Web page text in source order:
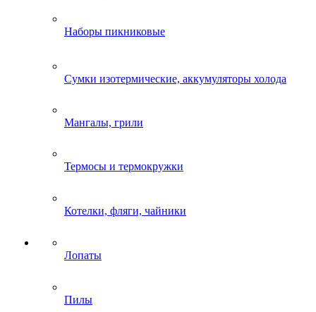
Наборы пикниковые
Сумки изотермические, аккумуляторы холода
Мангалы, грили
Термосы и термокружки
Котелки, фляги, чайники
Лопаты
Пилы